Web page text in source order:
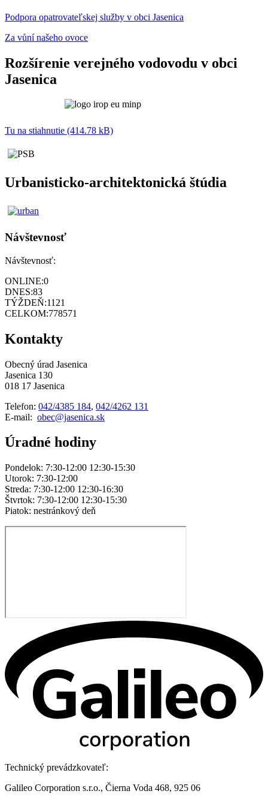
Podpora opatrovateľskej služby v obci Jasenica
Za vůní našeho ovoce
Rozšírenie verejného vodovodu v obci
Jasenica
Tu na stiahnutie (414.78 kB)
Urbanisticko-architektonická štúdia
Návštevnosť
Návštevnosť:
ONLINE:0
DNES:83
TÝŽDEŇ:1121
CELKOM:778571
Kontakty
Obecný úrad Jasenica
Jasenica 130
018 17 Jasenica
Telefon: 042/4385 184, 042/4262 131
E-mail: obec@jasenica.sk
Úradné hodiny
Pondelok: 7:30-12:00 12:30-15:30
Utorok: 7:30-12:00
Streda: 7:30-12:00 12:30-16:30
Štvrtok: 7:30-12:00 12:30-15:30
Piatok: nestránkový deň
Technický prevádzkovateľ:
Galileo Corporation s.r.o., Čierna Voda 468, 925 06